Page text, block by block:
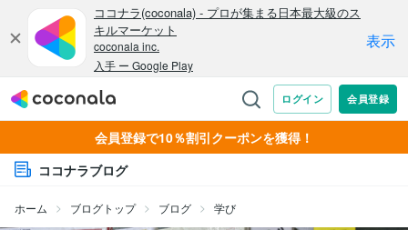
会員登録で10％割引クーポンを獲得！
ココナラブログ
ホーム ブログトップ ブログ 学び